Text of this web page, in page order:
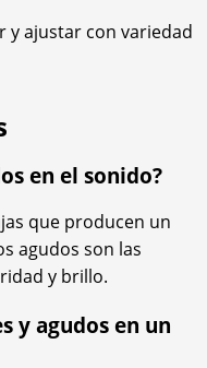
y ajustar con variedad
en el sonido?
que producen un
agudos son las
y brillo.
y agudos en un